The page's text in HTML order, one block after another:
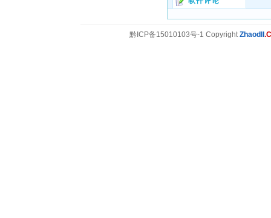
黔ICP备15010103号-1 CopyrightZhaodll